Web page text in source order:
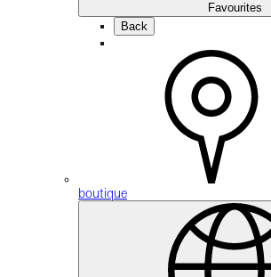
Favourites
Back
boutique